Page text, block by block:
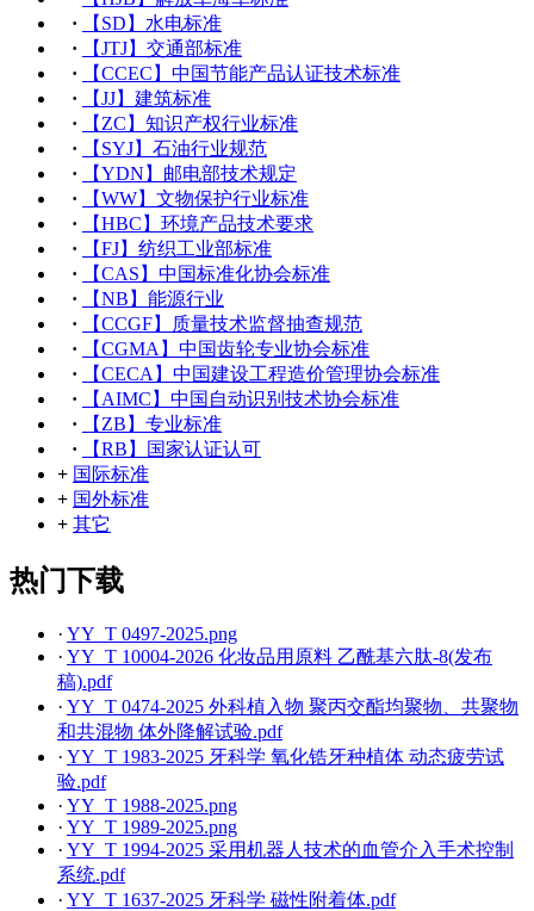
·
【SD】水电标准
·
【JTJ】交通部标准
·
【CCEC】中国节能产品认证技术标准
·
【JJ】建筑标准
·
【ZC】知识产权行业标准
·
【SYJ】石油行业规范
·
【YDN】邮电部技术规定
·
【WW】文物保护行业标准
·
【HBC】环境产品技术要求
·
【FJ】纺织工业部标准
·
【CAS】中国标准化协会标准
·
【NB】能源行业
·
【CCGF】质量技术监督抽查规范
·
【CGMA】中国齿轮专业协会标准
·
【CECA】中国建设工程造价管理协会标准
·
【AIMC】中国自动识别技术协会标准
·
【ZB】专业标准
·
【RB】国家认证认可
+ 国际标准
+ 国外标准
+ 其它
热门下载
· YY_T 0497-2025.png
· YY_T 10004-2026 化妆品用原料 乙酰基六肽-8(发布
稿).pdf
· YY_T 0474-2025 外科植入物 聚丙交酯均聚物、共聚物
和共混物 体外降解试验.pdf
· YY_T 1983-2025 牙科学 氧化锆牙种植体 动态疲劳试
验.pdf
· YY_T 1988-2025.png
· YY_T 1989-2025.png
· YY_T 1994-2025 采用机器人技术的血管介入手术控制
系统.pdf
· YY_T 1637-2025 牙科学 磁性附着体.pdf